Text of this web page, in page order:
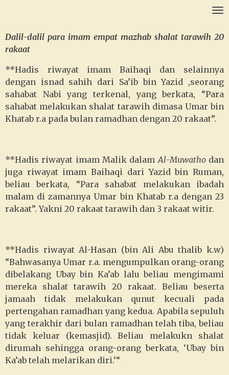
naar
de
Dalil-dalil para imam empat mazhab shalat tarawih 20
rakaat
**Hadis riwayat imam Baihaqi dan selainnya
dengan isnad sahih dari Sa’ib bin Yazid ,seorang
sahabat Nabi yang terkenal, yang berkata, “Para
sahabat melakukan shalat tarawih dimasa Umar bin
Khatab r.a pada bulan ramadhan dengan 20 rakaat”.
**Hadis riwayat imam Malik dalamAl-Muwathodan
juga riwayat imam Baihaqi dari Yazid bin Ruman,
beliau berkata, “Para sahabat melakukan ibadah
malam di zamannya Umar bin Khatab r.a dengan 23
rakaat”. Yakni 20 rakaat tarawih dan 3 rakaat witir.
**Hadis riwayat Al-Hasan (bin Ali Abu thalib k.w)
“Bahwasanya Umar r.a. mengumpulkan orang-orang
dibelakang Ubay bin Ka’ab lalu beliau mengimami
mereka shalat tarawih 20 rakaat. Beliau beserta
jamaah tidak melakukan qunut kecuali pada
pertengahan ramadhan yang kedua. Apabila sepuluh
yang terakhir dari bulan ramadhan telah tiba, beliau
tidak keluar (kemasjid). Beliau melakukn shalat
dirumah sehingga orang-orang berkata, ‘Ubay bin
Ka’ab telah melarikan diri.’“